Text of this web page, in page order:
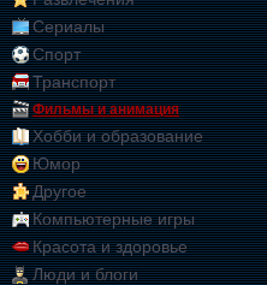
Сериалы
Спорт
Транспорт
Фильмы и анимация
Хобби и образование
Юмор
Другое
Компьютерные игры
Красота и здоровье
Люди и блоги